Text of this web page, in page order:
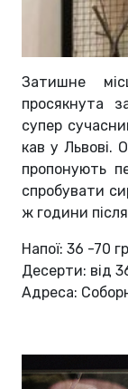
Затишне
просякнута
супер
кав у Львові.
пропонують
спробувати
ж години
Напої: 36 -70
Десерти: від
Адреса: